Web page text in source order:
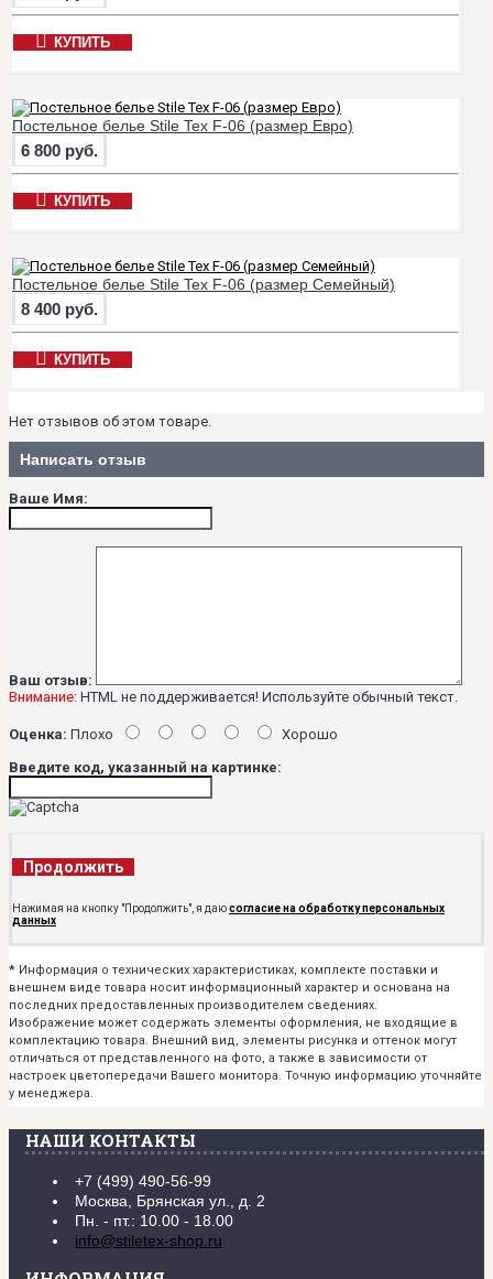
КУПИТЬ
Постельное белье Stile Tex F-06 (размер Евро)
6 800 руб.
КУПИТЬ
Постельное белье Stile Tex F-06 (размер Семейный)
8 400 руб.
КУПИТЬ
Нет отзывов об этом товаре.
Написать отзыв
Ваше Имя:
Ваш отзыв:
Внимание: HTML не поддерживается! Используйте обычный текст.
Оценка: Плохо
Хорошо
Введите код, указанный на картинке:
Продолжить
Нажимая на кнопку "Продолжить", я даюсогласие на обработку персональных
данных
* Информация о технических характеристиках, комплекте поставки и
внешнем виде товара носит информационный характер и основана на
последних предоставленных производителем сведениях.
Изображение может содержать элементы оформления, не входящие в
комплектацию товара. Внешний вид, элементы рисунка и оттенок могут
отличаться от представленного на фото, а также в зависимости от
настроек цветопередачи Вашего монитора. Точную информацию уточняйте
у менеджера.
НАШИ КОНТАКТЫ
+7 (499) 490-56-99
Москва, Брянская ул., д. 2
Пн. - пт.: 10.00 - 18.00
info@stiletex-shop.ru